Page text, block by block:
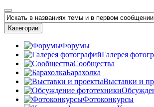
Категории
Форумы
Галерея
Сообщества
Барахолка
Выставки и
Фотоконкурсы